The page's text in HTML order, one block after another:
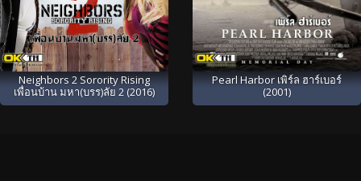
Neighbors 2 Sorority Rising
เพื่อนบ้าน มหา(บรร)ลัย 2 (2016)
Pearl Harbor เพิร์ล ฮาร์เบอร์
(2001)